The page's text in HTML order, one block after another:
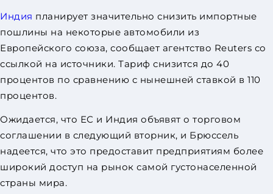
Индия планирует значительно снизить импортные
пошлины на некоторые автомобили из
Европейского союза, сообщает агентство Reuters со
ссылкой на источники. Тариф снизится до 40
процентов по сравнению с нынешней ставкой в ​​110
процентов.
Ожидается, что ЕС и Индия объявят о торговом
соглашении в следующий вторник, и Брюссель
надеется, что это предоставит предприятиям более
широкий доступ на рынок самой густонаселенной
страны мира.